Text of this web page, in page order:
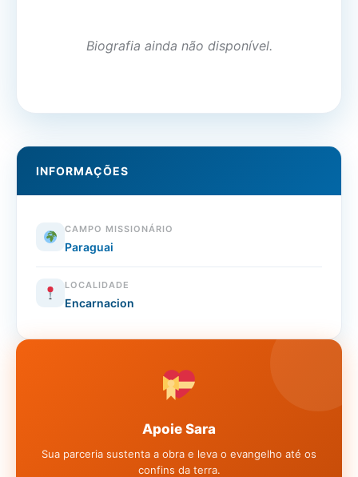
Biografia ainda não disponível.
INFORMAÇÕES
CAMPO MISSIONÁRIO
Paraguai
LOCALIDADE
Encarnacion
Apoie Sara
Sua parceria sustenta a obra e leva o evangelho até os
confins da terra.